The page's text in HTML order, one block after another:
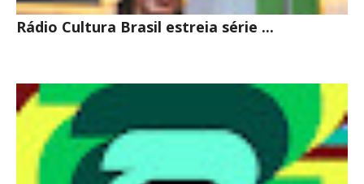
Rádio Cultura Brasil estreia série ...